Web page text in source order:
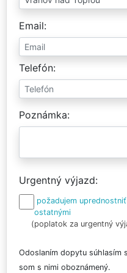
Email
Telefón
Poznámka
Urgentný výjazd
požadujem
ostatnými
(poplatok za urgentný
Odoslaním dopytu súhlasím s
som s nimi oboznámený.